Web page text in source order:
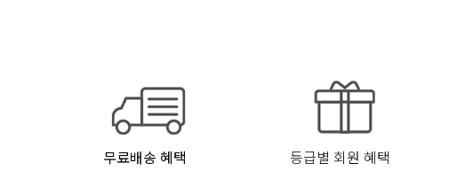
무료배송 혜택
등급별 회원 혜택